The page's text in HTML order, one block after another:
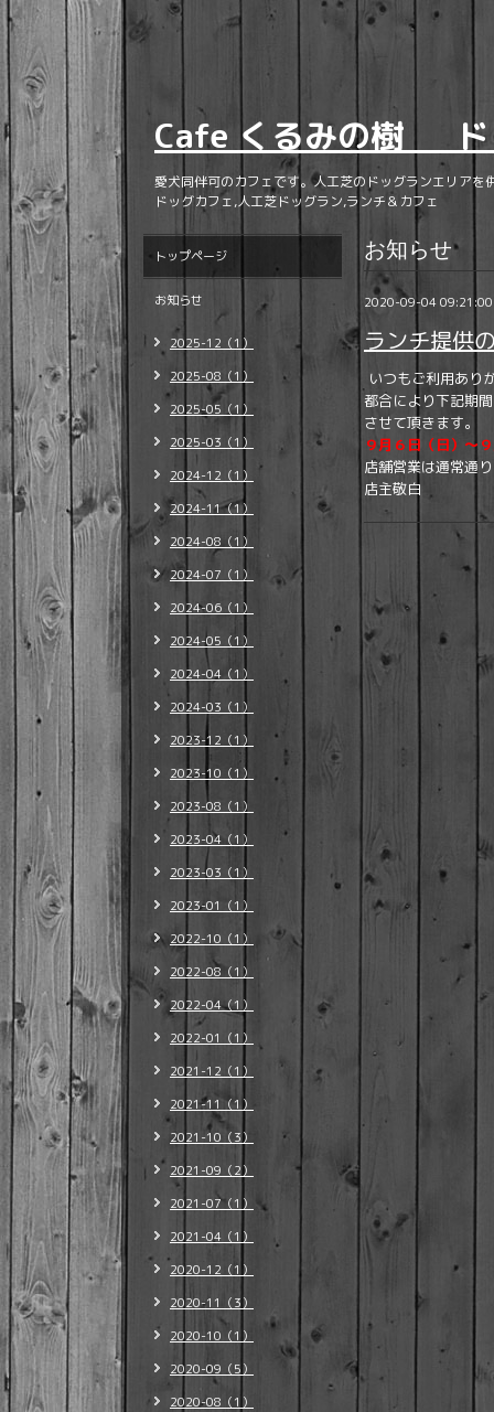
Cafe くるみの樹 ド
愛犬同伴可のカフェです。人工芝のドッグランエリア
ドッグカフェ,人工芝ドッグラン,ランチ＆カフェ
お知らせ
2020-09-04 09:21:00
ランチ提供
いつもご利用あり
都合により下記期
させて頂きます。
９月６日（日）～
店舗営業は通常通
店主敬白
トップページ
お知らせ
2025-12（1）
2025-08（1）
2025-05（1）
2025-03（1）
2024-12（1）
2024-11（1）
2024-08（1）
2024-07（1）
2024-06（1）
2024-05（1）
2024-04（1）
2024-03（1）
2023-12（1）
2023-10（1）
2023-08（1）
2023-04（1）
2023-03（1）
2023-01（1）
2022-10（1）
2022-08（1）
2022-04（1）
2022-01（1）
2021-12（1）
2021-11（1）
2021-10（3）
2021-09（2）
2021-07（1）
2021-04（1）
2020-12（1）
2020-11（3）
2020-10（1）
2020-09（5）
2020-08（1）